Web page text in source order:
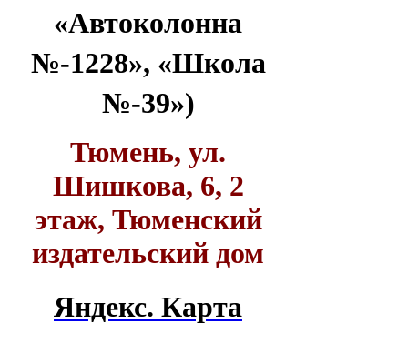
«Автоколонна
№-1228», «Школа
№-39»)
Тюмень, ул.
Шишкова, 6, 2
этаж, Тюменский
издательский дом
Яндекс. Карта